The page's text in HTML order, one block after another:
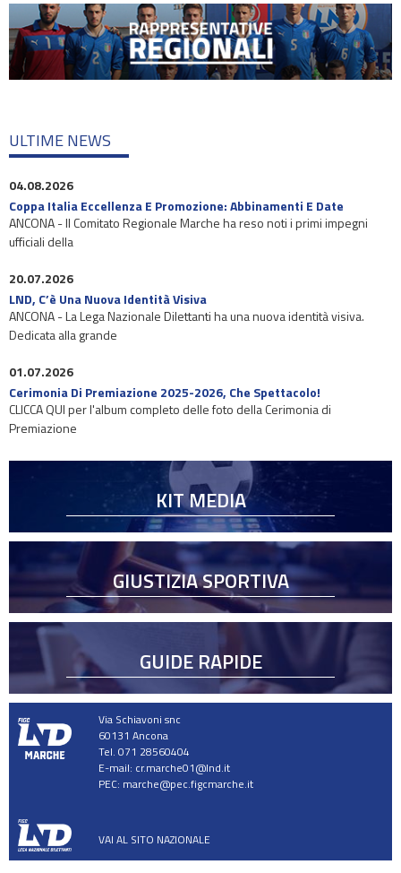
ULTIME NEWS
04.08.2026
Coppa Italia Eccellenza E Promozione: Abbinamenti E Date
ANCONA - Il Comitato Regionale Marche ha reso noti i primi impegni
ufficiali della
20.07.2026
LND, C’è Una Nuova Identità Visiva
ANCONA - La Lega Nazionale Dilettanti ha una nuova identità visiva.
Dedicata alla grande
01.07.2026
Cerimonia Di Premiazione 2025-2026, Che Spettacolo!
CLICCA QUI per l'album completo delle foto della Cerimonia di
Premiazione
KIT MEDIA
GIUSTIZIA SPORTIVA
GUIDE RAPIDE
Via Schiavoni snc
60131 Ancona
Tel. 071 28560404
E-mail: cr.marche01@lnd.it
PEC: marche@pec.figcmarche.it
VAI AL SITO NAZIONALE